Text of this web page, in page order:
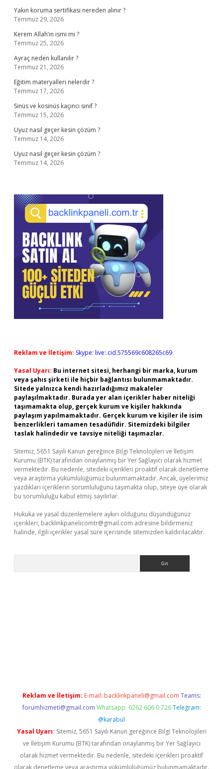
Yakın koruma sertifikası nereden alınır ?
Temmuz 29, 2026
Kerem Allah’ın ismi mi ?
Temmuz 25, 2026
Ayraç neden kullanılır ?
Temmuz 21, 2026
Eğitim materyalleri nelerdir ?
Temmuz 17, 2026
Sinüs ve kosinüs kaçıncı sınıf ?
Temmuz 15, 2026
Uyuz nasıl geçer kesin çözüm ?
Temmuz 14, 2026
Uyuz nasıl geçer kesin çözüm ?
Temmuz 14, 2026
Reklam ve İletişim: Skype: live:.cid.575569c608265c69
Yasal Uyarı: Bu internet sitesi, herhangi bir marka, kurum
veya şahıs şirketi ile hiçbir bağlantısı bulunmamaktadır.
Sitede yalnızca kendi hazırladığımız makaleler
paylaşılmaktadır. Burada yer alan içerikler haber niteliği
taşımamakta olup, gerçek kurum ve kişiler hakkında
paylaşım yapılmamaktadır. Gerçek kurum ve kişiler ile isim
benzerlikleri tamamen tesadüfidir. Sitemizdeki bilgiler
taslak halindedir ve tavsiye niteliği taşımazlar.
Sitemiz, 5651 Sayılı Kanun gereğince Bilgi Teknolojileri ve İletişim
Kurumu (BTK) tarafından onaylanmış bir Yer Sağlayıcı olarak hizmet
vermektedir. Bu nedenle, sitedeki içerikleri proaktif olarak denetleme
veya araştırma yükümlülüğümüz bulunmamaktadır. Ancak, üyelerimiz
yazdıkları içeriklerin sorumluluğunu taşımakta olup, siteye üye olarak
bu sorumluluğu kabul etmiş sayılırlar.
Hukuka ve yasal düzenlemelere aykırı olduğunu düşündüğünüz
içerikleri, backlinkpanelicomtr@gmail.com adresine bildirmeniz
halinde, ilgili içerikler yasal süre içerisinde sitemizden kaldırılacaktır.
Reklam ve İletişim: E-mail: backlinkpaneli@gmail.com Teams:
forumhizmeti@gmail.com Whatsapp: 0262 606 0 726 Telegram:
@karabul
Yasal Uyarı: Sitemiz, 5651 Sayılı Kanun gereğince Bilgi Teknolojileri
ve İletişim Kurumu (BTK) tarafından onaylanmış bir Yer Sağlayıcı
olarak hizmet vermektedir. Bu nedenle, sitedeki içerikleri proaktif
olarak denetleme veya araştırma yükümlülüğümüz bulunmamaktadır.